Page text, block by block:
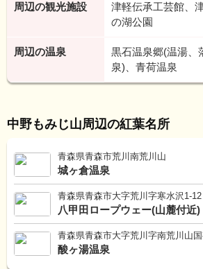
周辺の観光施設
津軽伝承工芸館、
の湖公園
周辺の温泉
黒石温泉郷(温湯、
泉)、青荷温泉
中野もみじ山周辺の紅葉名所
青森県青森市荒川南荒川山
城ヶ倉温泉
青森県青森市大字荒川字寒水沢1-12
八甲田ロープウェー(山麓付近)
青森県青森市大字荒川字南荒川山国
酸ヶ湯温泉